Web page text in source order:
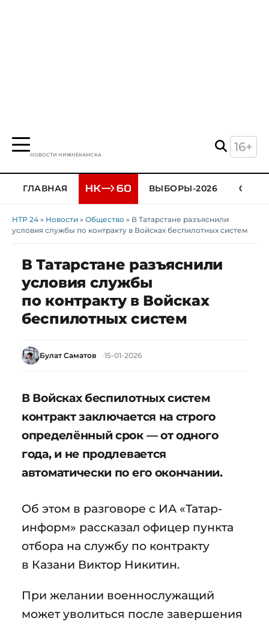
НОВОСТИ НИЖНЕКАМСКА
16+
ГЛАВНАЯ ВЫБОРЫ-2026
НТР 24 » Новости » Общество » В Татарстане разъяснили
условия службы по контракту в Войсках беспилотных систем
В Татарстане разъяснили
условия службы
по контракту в Войсках
беспилотных систем
Булат Саматов 15-01-2026
В Войсках беспилотных систем
контракт заключается на строго
определённый срок — от одного
года, и не продлевается
автоматически по его окончании.
Об этом в разговоре с ИА «Татар-
информ» рассказал офицер пункта
отбора на службу по контракту
в Казани Виктор Никитин.
При желании военнослужащий
может уволиться после завершения